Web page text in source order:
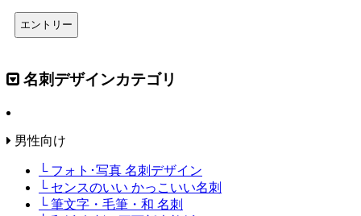
名刺デザインカテゴリ
男性向け
└ フォト･写真 名刺デザイン
└ センスのいい かっこいい名刺
└ 筆文字・毛筆・和 名刺